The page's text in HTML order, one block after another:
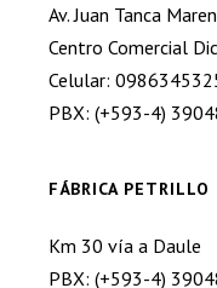
Av. Juan Tanca
Centro Comercial
Celular:
PBX: (+593-4)
FÁBRICA PETRILLO
Km 30 vía a Daule
PBX: (+593-4)